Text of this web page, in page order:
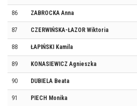
86 ZABROCKA Anna
87 CZERWIŃSKA-ŁAZOR Wiktoria
88 ŁAPIŃSKI Kamila
89 KONASIEWICZ Agnieszka
90 DUBIELA Beata
91 PIECH Monika